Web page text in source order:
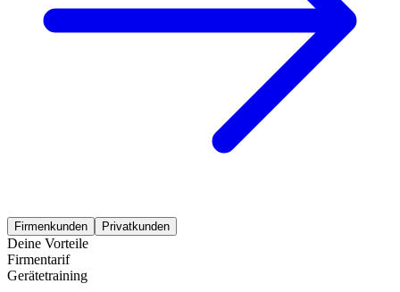
Firmenkunden Privatkunden
Deine Vorteile
Firmentarif
Gerätetraining